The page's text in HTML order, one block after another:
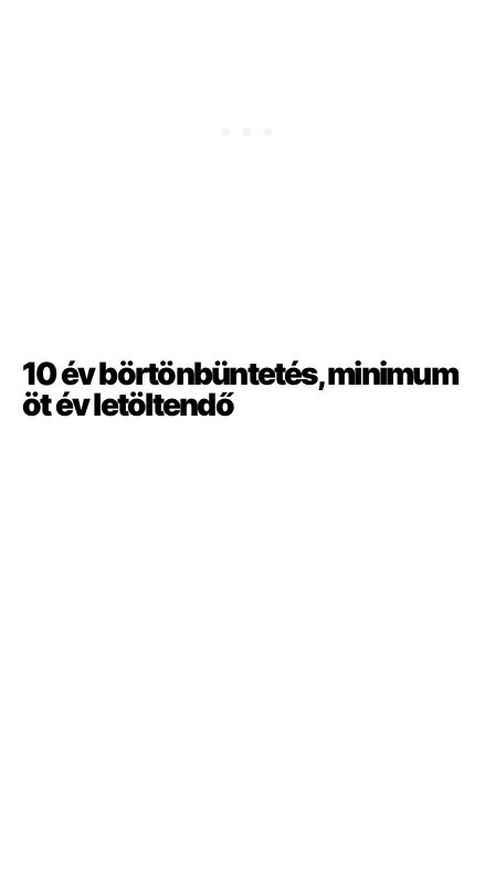
10 év börtönbüntetés, minimum
öt év letöltendő